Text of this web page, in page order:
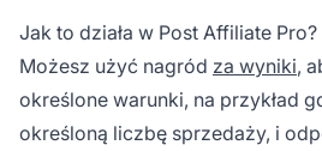
Jak to działa w Post Affiliate Pro?
Możesz użyć nagród za wyniki,
określone warunki, na przykład
określoną liczbę sprzedaży, i